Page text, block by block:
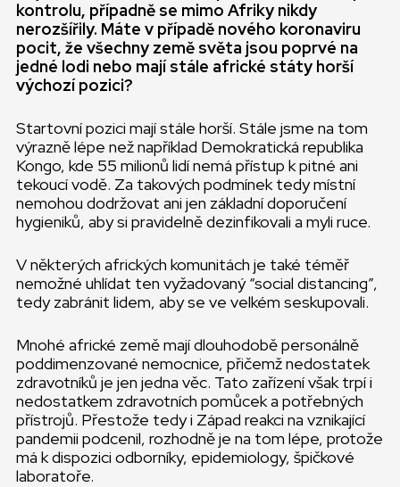
kontrolu, případně se mimo Afriky nikdy
nerozšířily. Máte v případě nového koronaviru
pocit, že všechny země světa jsou poprvé na
jedné lodi nebo mají stále africké státy horší
výchozí pozici?
Startovní pozici mají stále horší. Stále jsme na tom
výrazně lépe než například Demokratická republika
Kongo, kde 55 milionů lidí nemá přístup k pitné ani
tekoucí vodě. Za takových podmínek tedy místní
nemohou dodržovat ani jen základní doporučení
hygieniků, aby si pravidelně dezinfikovali a myli ruce.
V některých afrických komunitách je také téměř
nemožné uhlídat ten vyžadovaný “social distancing”,
tedy zabránit lidem, aby se ve velkém seskupovali.
Mnohé africké země mají dlouhodobě personálně
poddimenzované nemocnice, přičemž nedostatek
zdravotníků je jen jedna věc. Tato zařízení však trpí i
nedostatkem zdravotních pomůcek a potřebných
přístrojů. Přestože tedy i Západ reakci na vznikající
pandemii podcenil, rozhodně je na tom lépe, protože
má k dispozici odborníky, epidemiology, špičkové
laboratoře.